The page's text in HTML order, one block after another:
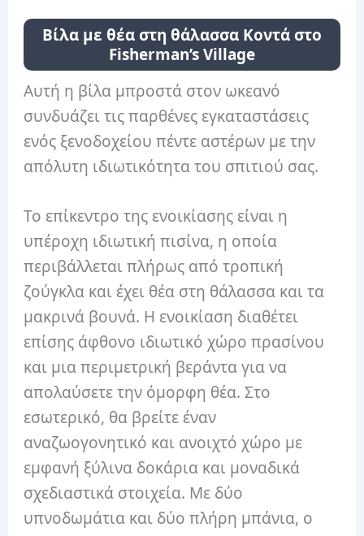
Βίλα με θέα στη θάλασσα Κοντά στο
Fisherman’s Village
Αυτή η βίλα μπροστά στον ωκεανό
συνδυάζει τις παρθένες εγκαταστάσεις
ενός ξενοδοχείου πέντε αστέρων με την
απόλυτη ιδιωτικότητα του σπιτιού σας.
Το επίκεντρο της ενοικίασης είναι η
υπέροχη ιδιωτική πισίνα, η οποία
περιβάλλεται πλήρως από τροπική
ζούγκλα και έχει θέα στη θάλασσα και τα
μακρινά βουνά. Η ενοικίαση διαθέτει
επίσης άφθονο ιδιωτικό χώρο πρασίνου
και μια περιμετρική βεράντα για να
απολαύσετε την όμορφη θέα. Στο
εσωτερικό, θα βρείτε έναν
αναζωογονητικό και ανοιχτό χώρο με
εμφανή ξύλινα δοκάρια και μοναδικά
σχεδιαστικά στοιχεία. Με δύο
υπνοδωμάτια και δύο πλήρη μπάνια, ο